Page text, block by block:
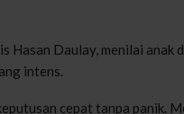
Hasan Daulay, menilai anak
intens.
cepat tanpa panik.